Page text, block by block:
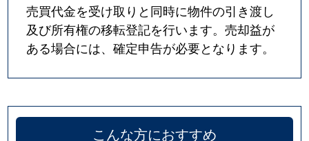
売買代金を受け取りと同時に物件の引き渡し
及び所有権の移転登記を行います。売却益が
ある場合には、確定申告が必要となります。
こんな方におすすめ